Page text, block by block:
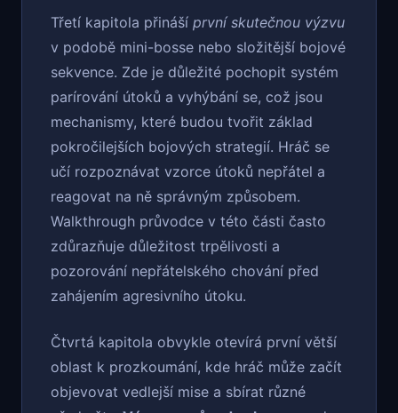
Třetí kapitola přináší první skutečnou výzvu
v podobě mini-bosse nebo složitější bojové
sekvence. Zde je důležité pochopit systém
parírování útoků a vyhýbání se, což jsou
mechanismy, které budou tvořit základ
pokročilejších bojových strategií. Hráč se
učí rozpoznávat vzorce útoků nepřátel a
reagovat na ně správným způsobem.
Walkthrough průvodce v této části často
zdůrazňuje důležitost trpělivosti a
pozorování nepřátelského chování před
zahájením agresivního útoku.
Čtvrtá kapitola obvykle otevírá první větší
oblast k prozkoumání, kde hráč může začít
objevovat vedlejší mise a sbírat různé